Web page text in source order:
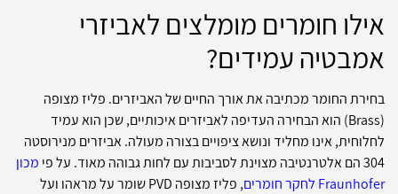
אילו חומרים מומלצים לאביזרי
אמבטיה עמידים?
בחירת החומר מכתיבה את אורך החיים של האביזרים. פליז מצופה
(Brass) הוא הבחירה העדיפה לאביזרים איכותיים, שכן הוא עמיד
לחלוחית, אינו מחליד ונושא ציפויים בצורה מעולה. אביזרים מנירוסטה
304 הם אלטרנטיבה מצוינת לסביבות עם לחות גבוהה מאוד. על פי
מכון
Fraunhofer לחקר חומרים
, פליז מצופה PVD שומר על מראהו ועל